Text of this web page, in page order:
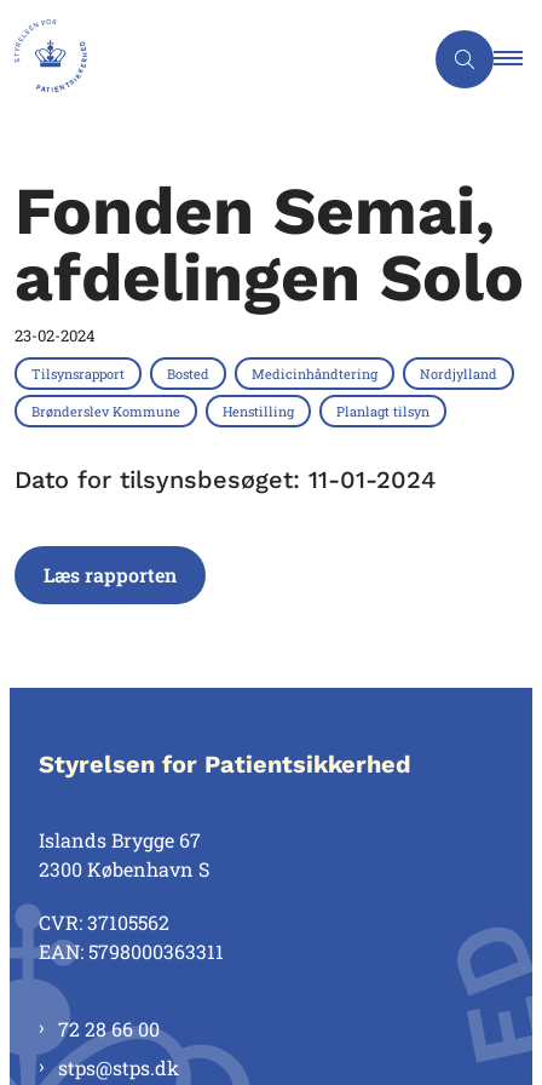
Fonden Semai,
afdelingen Solo
23-02-2024
Tilsynsrapport Bosted Medicinhåndtering Nordjylland
Brønderslev Kommune Henstilling Planlagt tilsyn
Dato for tilsynsbesøget: 11-01-2024
Læs rapporten
Styrelsen for Patientsikkerhed
Islands Brygge 67
2300 København S
CVR: 37105562
EAN: 5798000363311
72 28 66 00
stps@stps.dk